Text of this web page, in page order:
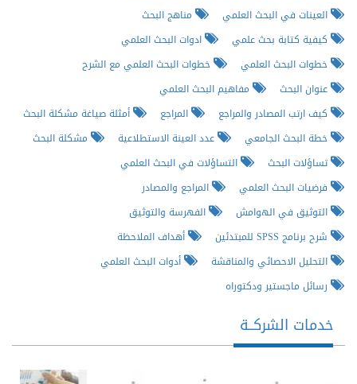
العينات في البحث العلمي
مناهج البحث
كيفية كتابة بحث علمي
ادوات البحث العلمي
خطوات البحث العلمي
خطوات البحث العلمي مع الشرح
عنوان البحث
مفاهيم البحث العلمي
كيف ارتب المصادر والمراجع
المراجع
أمثلة صياغة مشكلة البحث
خطة البحث الجامعي
عدد العينة الاستطلاعية
مشكلة البحث
تساؤلات البحث
التساؤلات في البحث العلمي
فرضيات البحث العلمي
المراجع والمصادر
التوثيق في الهوامش
الفهرسة والتوثيق
شرح برنامج SPSS للمبتدئين
أهداف الملاحظة
التحليل الاحصائي والمناقشة
أدوات البحث العلمي
رسائل ماجستير ودكتوراه
خدمات الشركــة